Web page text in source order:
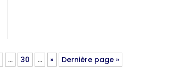
… 30 … » Dernière page »